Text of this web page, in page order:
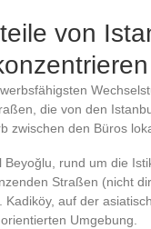
von
die von den
zwischen den Büros
Beyoğlu, rund um die
Straßen (nicht
Kadiköy, auf der
Umgebung.